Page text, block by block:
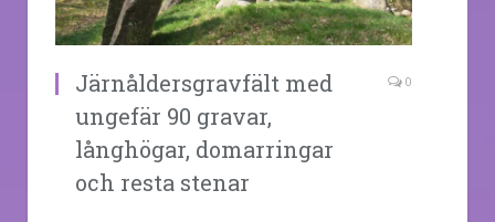
Järnåldersgravfält med
ungefär 90 gravar,
långhögar, domarringar
och resta stenar
0